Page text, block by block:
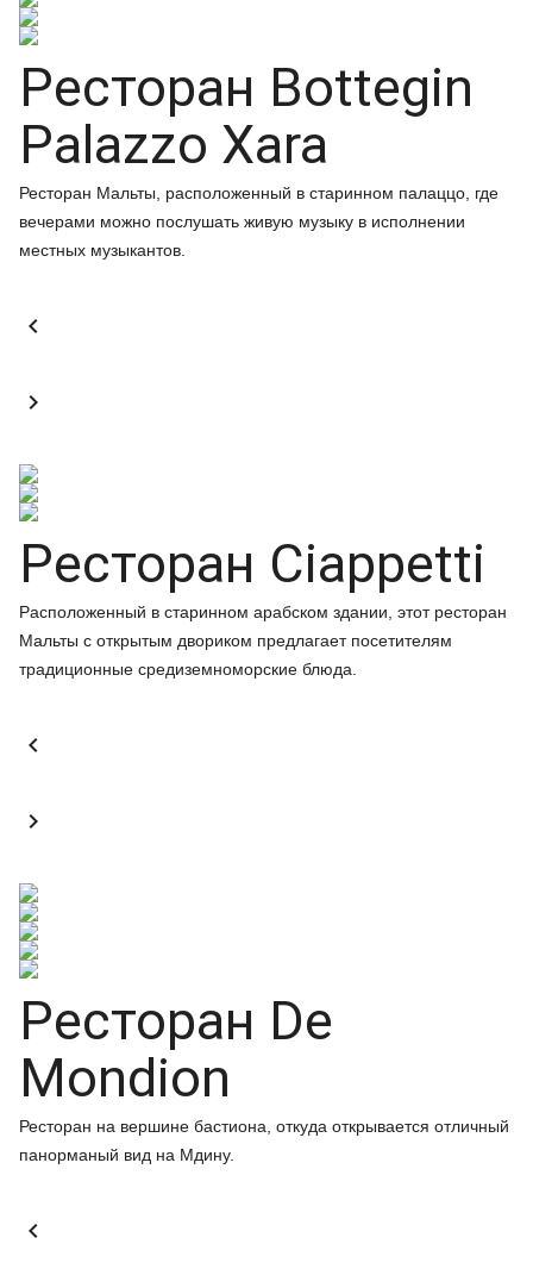
Ресторан Bottegin
Palazzo Xara
Ресторан Мальты, расположенный в старинном палаццо, где
вечерами можно послушать живую музыку в исполнении
местных музыкантов.


Ресторан Ciappetti
Расположенный в старинном арабском здании, этот ресторан
Мальты с открытым двориком предлагает посетителям
традиционные средиземноморские блюда.


Ресторан De
Mondion
Ресторан на вершине бастиона, откуда открывается отличный
панорманый вид на Мдину.
